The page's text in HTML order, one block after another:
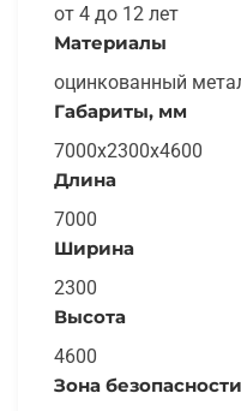
от 4 до 12 лет
Материалы
оцинкованный
Габариты, мм
7000х2300х4600
Длина
7000
Ширина
2300
Высота
4600
Зона